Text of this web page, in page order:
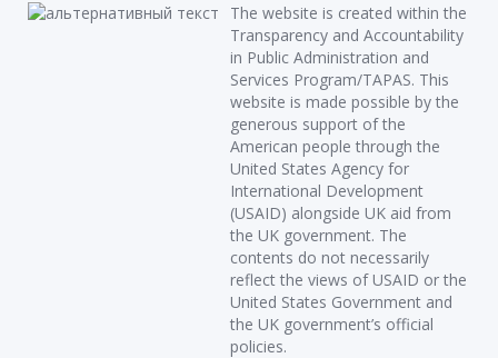
The website is created within the
Transparency and Accountability
in Public Administration and
Services Program/TAPAS. This
website is made possible by the
generous support of the
American people through the
United States Agency for
International Development
(USAID) alongside UK aid from
the UK government. The
contents do not necessarily
reflect the views of USAID or the
United States Government and
the UK government’s official
policies.